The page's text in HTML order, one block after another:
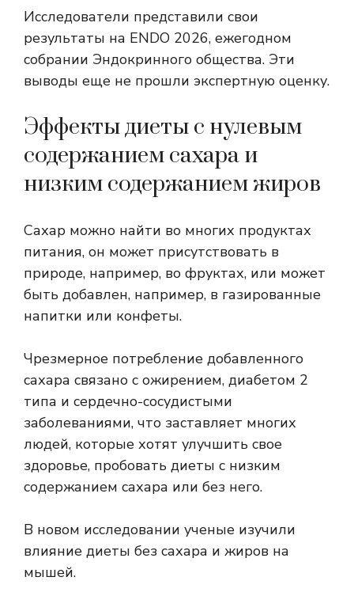
Исследователи представили свои
результаты на ENDO 2026, ежегодном
собрании Эндокринного общества. Эти
выводы еще не прошли экспертную оценку.
Эффекты диеты с нулевым
содержанием сахара и
низким содержанием жиров
Сахар можно найти во многих продуктах
питания, он может присутствовать в
природе, например, во фруктах, или может
быть добавлен, например, в газированные
напитки или конфеты.
Чрезмерное потребление добавленного
сахара связано с ожирением, диабетом 2
типа и сердечно-сосудистыми
заболеваниями, что заставляет многих
людей, которые хотят улучшить свое
здоровье, пробовать диеты с низким
содержанием сахара или без него.
В новом исследовании ученые изучили
влияние диеты без сахара и жиров на
мышей.